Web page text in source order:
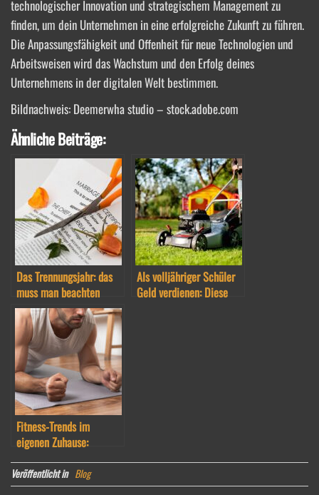
technologischer Innovation und strategischem Management zu
finden, um dein Unternehmen in eine erfolgreiche Zukunft zu führen.
Die Anpassungsfähigkeit und Offenheit für neue Technologien und
Arbeitsweisen wird das Wachstum und den Erfolg deines
Unternehmens in der digitalen Welt bestimmen.
Bildnachweis: Deemerwha studio– stock.adobe.com
Ähnliche Beiträge:
Das Trennungsjahr: das
muss man beachten
Als volljähriger Schüler
Geld verdienen: Diese
Fitness-Trends im
eigenen Zuhause:
Effektives Training ohne
Fitnessstudio
Veröffentlicht in Blog